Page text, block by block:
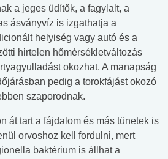
a jeges üdítők, a fagylalt, a
ásványvíz is izgathatja a
helyiség vagy autó és a
hirtelen hőmérsékletváltozás
okozhat. A manapság
pedig a torokfájást okozó
szaporodnak.
át tart a fájdalom és más tünetek is
orvoshoz kell fordulni, mert
baktérium is állhat a